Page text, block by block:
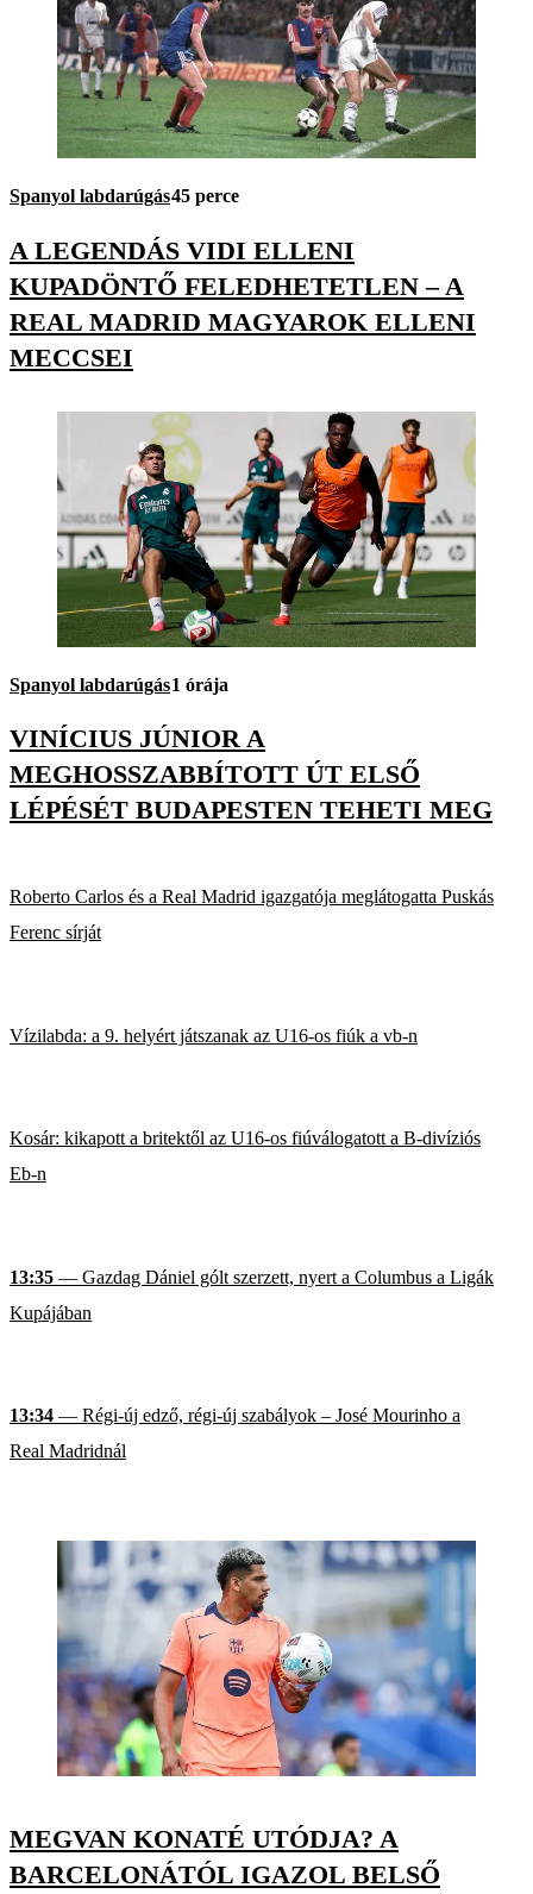
Spanyol labdarúgás45 perce
A LEGENDÁS VIDI ELLENI
KUPADÖNTŐ FELEDHETETLEN – A
REAL MADRID MAGYAROK ELLENI
MECCSEI
Spanyol labdarúgás1 órája
VINÍCIUS JÚNIOR A
MEGHOSSZABBÍTOTT ÚT ELSŐ
LÉPÉSÉT BUDAPESTEN TEHETI MEG
Roberto Carlos és a Real Madrid igazgatója meglátogatta Puskás
Ferenc sírját
Vízilabda: a 9. helyért játszanak az U16-os fiúk a vb-n
Kosár: kikapott a britektől az U16-os fiúválogatott a B-divíziós
Eb-n
13:35 — Gazdag Dániel gólt szerzett, nyert a Columbus a Ligák
Kupájában
13:34 — Régi-új edző, régi-új szabályok – José Mourinho a
Real Madridnál
MEGVAN KONATÉ UTÓDJA? A
BARCELONÁTÓL IGAZOL BELSŐ